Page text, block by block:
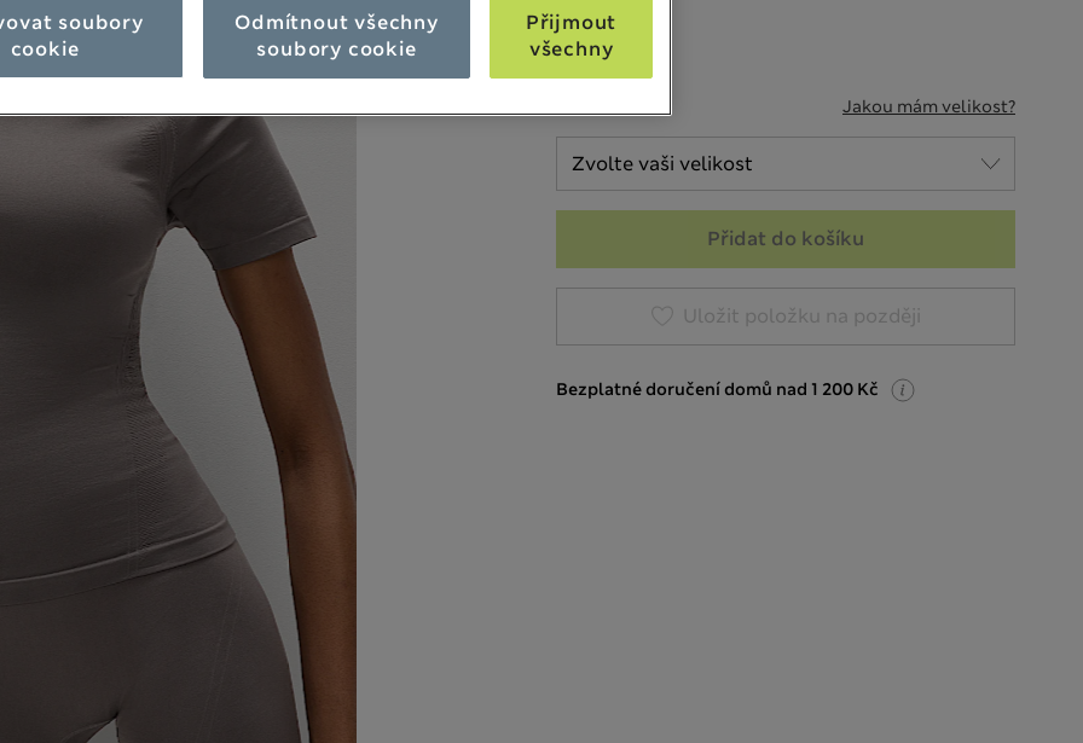
Jakou mám velikost?
Přidat do košíku
Uložit položku na později
Bezplatné doručení domů nad 1 200 Kč
Odmítnout všechny
soubory cookie
Přijmout
všechny
soubory
cookie